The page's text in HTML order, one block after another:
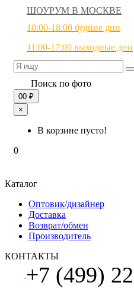
ШОУРУМ В МОСКВЕ
10:00-18:00 будние дни
11:00-17:00 выходные дни
Поиск по фото
00 ₽
×
В корзине пусто!
0
Каталог
Оптовик/дизайнер
Доставка
Возврат/обмен
Производитель
КОНТАКТЫ
+7 (499)